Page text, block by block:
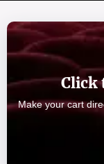
Click
Make your cart